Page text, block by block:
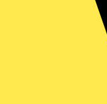
leicht zu installieren